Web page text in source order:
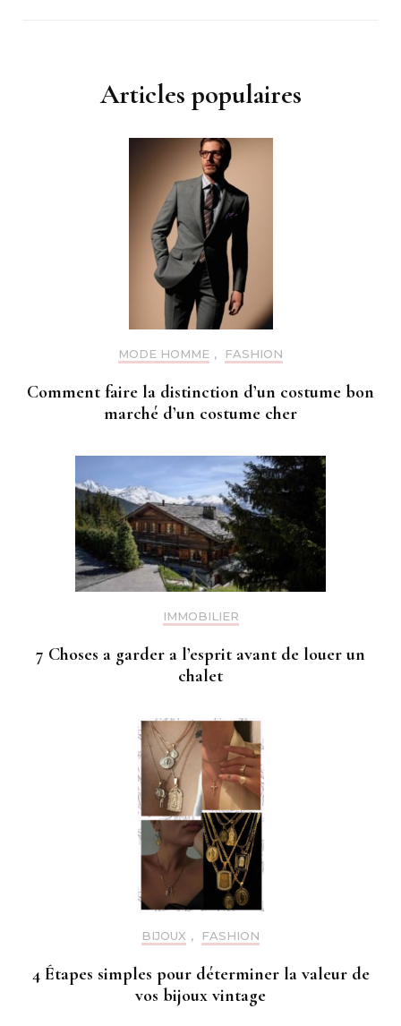
Articles populaires
MODE HOMME , FASHION
Comment faire la distinction d’un costume bon
marché d’un costume cher
IMMOBILIER
7 Choses a garder a l’esprit avant de louer un
chalet
BIJOUX , FASHION
4 Étapes simples pour déterminer la valeur de
vos bijoux vintage